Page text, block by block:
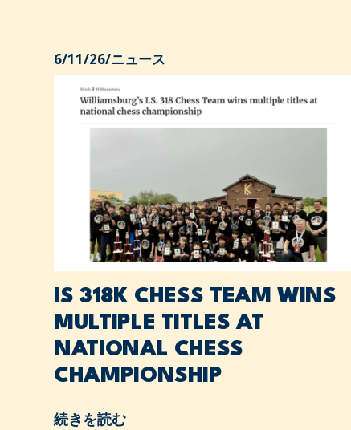
6/11/26/ニュース
IS 318K CHESS TEAM WINS
MULTIPLE TITLES AT
NATIONAL CHESS
CHAMPIONSHIP
続きを読む